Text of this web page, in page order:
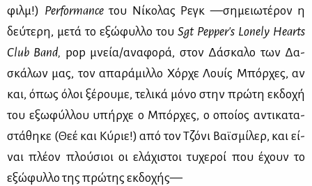
φιλμ!) Performanceτου Νί­κο­λας Ρεγκ —ση­μειω­τέ­ρον η
δεύ­τε­ρη, με­τά το εξώ­φυλ­λο του Sgt Pepper's Lonely Hearts
Club Band, pop μνεία/ανα­φο­ρά, στον Δά­σκα­λο των Δα­
σκά­λων μας, τον απα­ρά­μιλ­λο Χόρ­χε Λουίς Μπόρ­χες, αν
και, όπως όλοι ξέ­ρου­με, τε­λι­κά μό­νο στην πρώ­τη εκ­δο­χή
του εξω­φύλ­λου υπήρ­χε ο Μπόρ­χες, ο οποί­ος αντι­κα­τα­
στά­θη­κε (Θεέ και Κύ­ριε!) από τον Τζό­νι Βαϊ­σμί­λερ, και εί­
ναι πλέ­ον πλού­σιοι οι ελά­χι­στοι τυ­χε­ροί που έχουν το
εξώ­φυλ­λο της πρώ­της εκ­δο­χής—